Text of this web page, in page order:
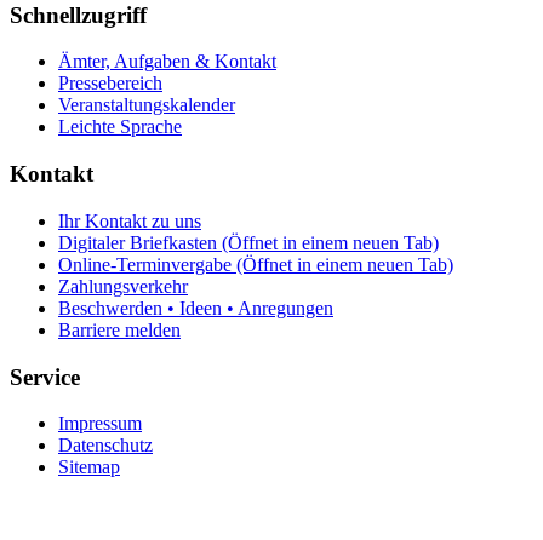
Schnellzugriff
Ämter, Aufgaben & Kontakt
Pressebereich
Veranstaltungskalender
Leichte Sprache
Kontakt
Ihr Kontakt zu uns
Digitaler Briefkasten (Öffnet in einem neuen Tab)
Online-Terminvergabe (Öffnet in einem neuen Tab)
Zahlungsverkehr
Beschwerden • Ideen • Anregungen
Barriere melden
Service
Impressum
Datenschutz
Sitemap